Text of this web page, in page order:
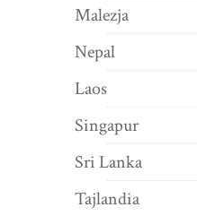
Malezja
Nepal
Laos
Singapur
Sri Lanka
Tajlandia